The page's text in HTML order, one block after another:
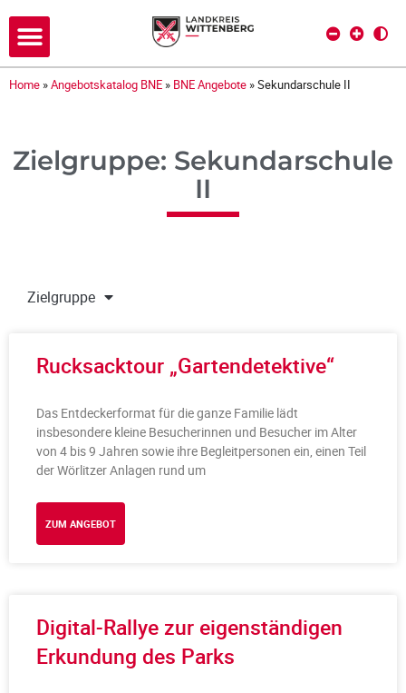
Home »Angebotskatalog BNE » BNE Angebote »Sekundarschule II
Zielgruppe: Sekundarschule
II
Zielgruppe
Rucksacktour „Gartendetektive“
Das Entdeckerformat für die ganze Familie lädt
insbesondere kleine Besucherinnen und Besucher im Alter
von 4 bis 9 Jahren sowie ihre Begleitpersonen ein, einen Teil
der Wörlitzer Anlagen rund um
ZUM ANGEBOT
Digital-Rallye zur eigenständigen
Erkundung des Parks